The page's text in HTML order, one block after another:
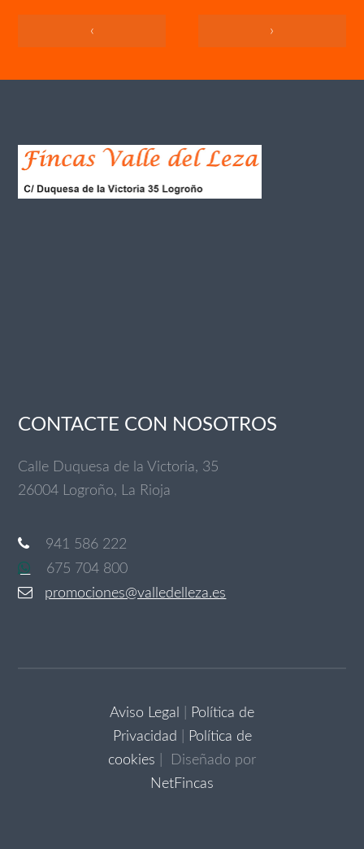
‹ ›
CONTACTE CON NOSOTROS
Calle Duquesa de la Victoria, 35
26004 Logroño, La Rioja
941 586 222
675 704 800
promociones@valledelleza.es
Aviso Legal
Política de
Privacidad
Política de
cookies | Diseñado por
NetFincas